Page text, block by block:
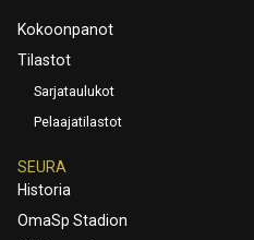
Kokoonpanot
Tilastot
Sarjataulukot
Pelaajatilastot
SEURA
Historia
OmaSp Stadion